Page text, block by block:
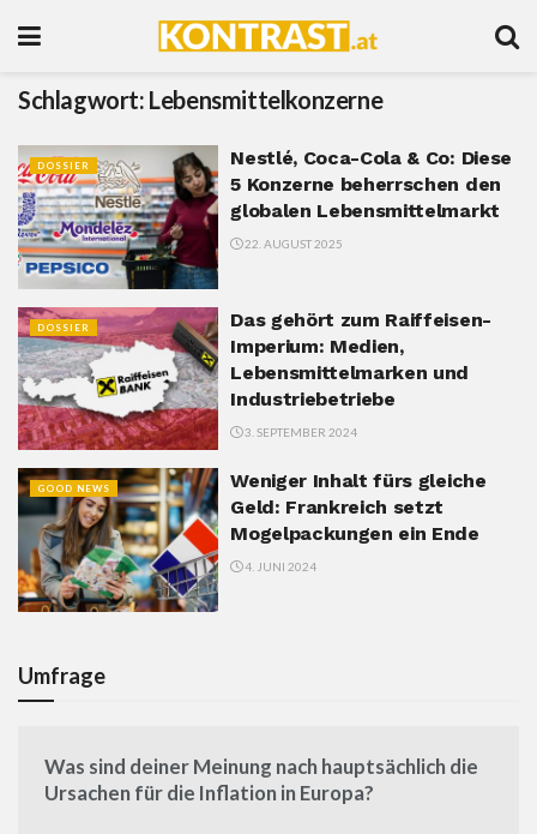
Schlagwort: Lebensmittelkonzerne
DOSSIER
Nestlé, Coca-Cola & Co: Diese
5 Konzerne beherrschen den
globalen Lebensmittelmarkt
22. AUGUST 2025
DOSSIER
Das gehört zum Raiffeisen-
Imperium: Medien,
Lebensmittelmarken und
Industriebetriebe
3. SEPTEMBER 2024
GOOD NEWS
Weniger Inhalt fürs gleiche
Geld: Frankreich setzt
Mogelpackungen ein Ende
4. JUNI 2024
Umfrage
Was sind deiner Meinung nach hauptsächlich die
Ursachen für die Inflation in Europa?